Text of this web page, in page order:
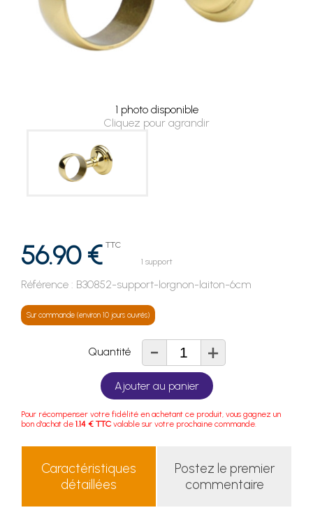
1 photo disponible
Cliquez pour agrandir
56.90 € TTC
1 support
Référence : B30852-support-lorgnon-laiton-6cm
Sur commande (environ 10 jours ouvrés)
Quantité - +
Ajouter au panier
Pour récompenser votre fidélité en achetant ce produit, vous gagnez un
bon d'achat de 1.14 € TTC valable sur votre prochaine commande.
Caractéristiques
détaillées
Postez le premier
commentaire